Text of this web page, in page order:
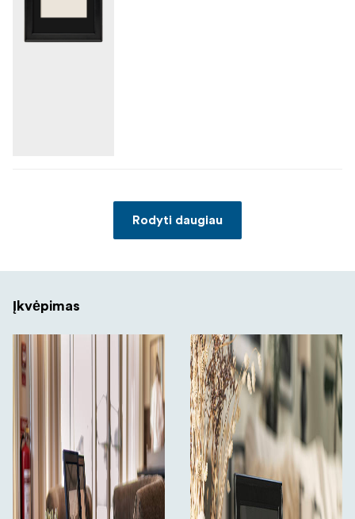
Rodyti daugiau
Įkvėpimas